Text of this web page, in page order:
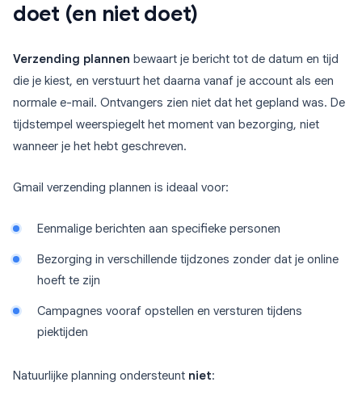
doet (en niet doet)
Verzending plannen bewaart je bericht tot de datum en tijd
die je kiest, en verstuurt het daarna vanaf je account als een
normale e-mail. Ontvangers zien niet dat het gepland was. De
tijdstempel weerspiegelt het moment van bezorging, niet
wanneer je het hebt geschreven.
Gmail verzending plannen is ideaal voor:
Eenmalige berichten aan specifieke personen
Bezorging in verschillende tijdzones zonder dat je online
hoeft te zijn
Campagnes vooraf opstellen en versturen tijdens
piektijden
Natuurlijke planning ondersteunt niet: